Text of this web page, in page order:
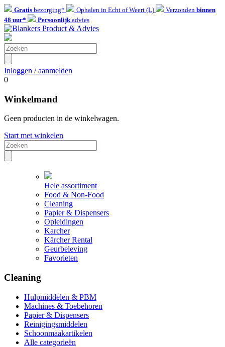
Gratis bezorging* Ophalen in Echt of Weert (L) Verzonden binnen
48 uur*
Persoonlijkadvies
Inloggen / aanmelden
0
Winkelmand
Geen producten in de winkelwagen.
Start met winkelen
Hele assortiment
Food & Non-Food
Cleaning
Papier & Dispensers
Opleidingen
Karcher
Kärcher Rental
Geurbeleving
Favorieten
Cleaning
Hulpmiddelen & PBM
Machines & Toebehoren
Papier & Dispensers
Reinigingsmiddelen
Schoonmaakartikelen
Alle categorieën